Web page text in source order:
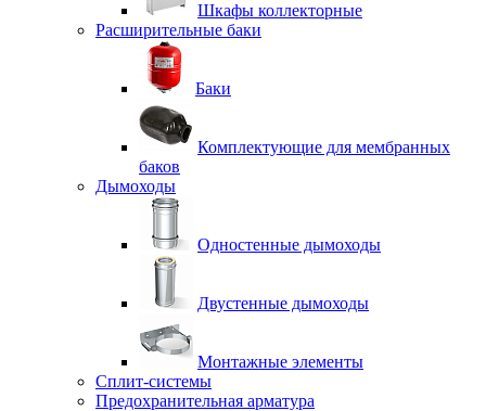
Шкафы коллекторные
Расширительные баки
Баки
Комплектующие для мембранных
баков
Дымоходы
Одностенные дымоходы
Двустенные дымоходы
Монтажные элементы
Сплит-системы
Предохранительная арматура